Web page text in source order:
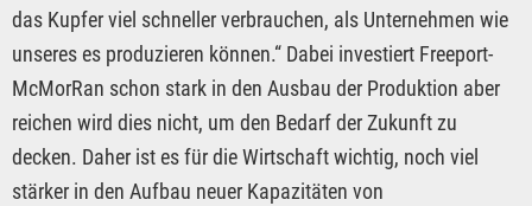
das Kupfer viel schneller verbrauchen, als Unternehmen wie
unseres es produzieren können.“ Dabei investiert Freeport-
McMorRan schon stark in den Ausbau der Produktion aber
reichen wird dies nicht, um den Bedarf der Zukunft zu
decken. Daher ist es für die Wirtschaft wichtig, noch viel
stärker in den Aufbau neuer Kapazitäten von